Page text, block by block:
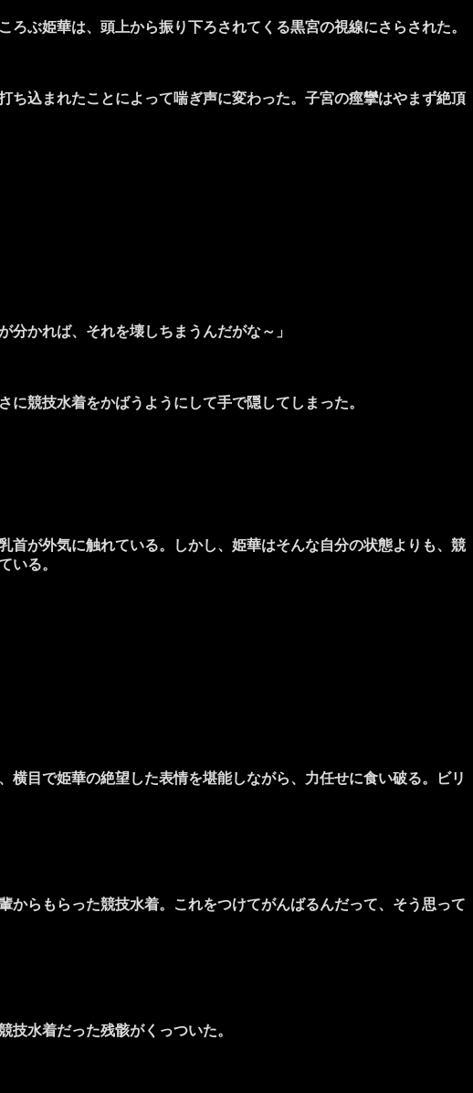
ぶ姫華は、頭上から振り下ろされてくる黒宮の視線にさらされた。
込まれたことによって喘ぎ声に変わった。子宮の痙攣はやまず絶頂
かれば、それを壊しちまうんだがな～」
競技水着をかばうようにして手で隠してしまった。
が外気に触れている。しかし、姫華はそんな自分の状態よりも、競
いる。
目で姫華の絶望した表情を堪能しながら、力任せに食い破る。ビリ
らもらった競技水着。これをつけてがんばるんだって、そう思って
水着だった残骸がくっついた。